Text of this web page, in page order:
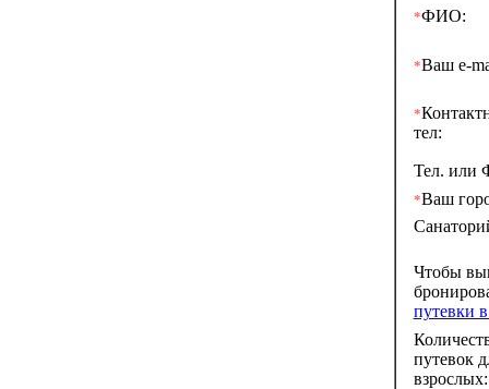
*ФИО:
*Ваш e-
*
тел:
Тел. или
*Ваш
Чтобы
путевки
путевок
взрослых: